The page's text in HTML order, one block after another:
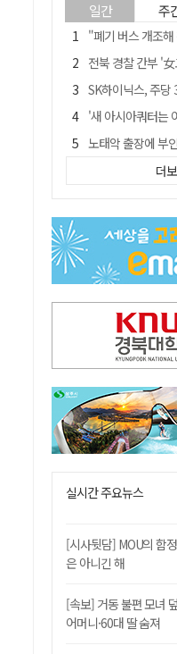
일간 주
"폐기 버스 개조해 청년주택"
전북 경찰 간부 '女교사 몰카' 아들 폰
SK하이닉스, 주당 375원 분기 배
'새 아시아쿼터는 어떨까' 삼성
노태악 출장에 부인 별도 일정 수
'외도 의심' 아내 화장실에 묶고
통합 고속철 할인 '반짝 3
한국 축구, 심판 성접대 경기서 '무
경찰, 9월 초부터 상피제
더
실시간 주요뉴스
[시사뒷담] MOU의 함
은 아니긴 해
[속보] 거동 불편 모녀
어머니·60대 딸 숨져